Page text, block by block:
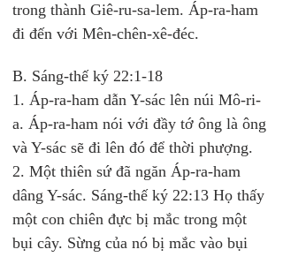
trong thành Giê-ru-sa-lem. Áp-ra-ham
đi đến với Mên-chên-xê-đéc.
B. Sáng-thế ký 22:1-18
1. Áp-ra-ham dẫn Y-sác lên núi Mô-ri-
a. Áp-ra-ham nói với đầy tớ ông là ông
và Y-sác sẽ đi lên đó để thời phượng.
2. Một thiên sứ đã ngăn Áp-ra-ham
dâng Y-sác. Sáng-thế ký 22:13 Họ thấy
một con chiên đực bị mắc trong một
bụi cây. Sừng của nó bị mắc vào bụi